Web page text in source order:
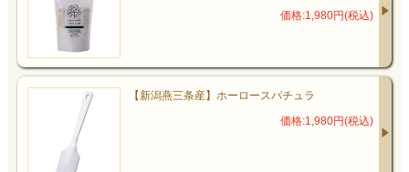
価格:1,980円(税込)
【新潟燕三条産】ホーロースパチュラ
価格:1,980円(税込)